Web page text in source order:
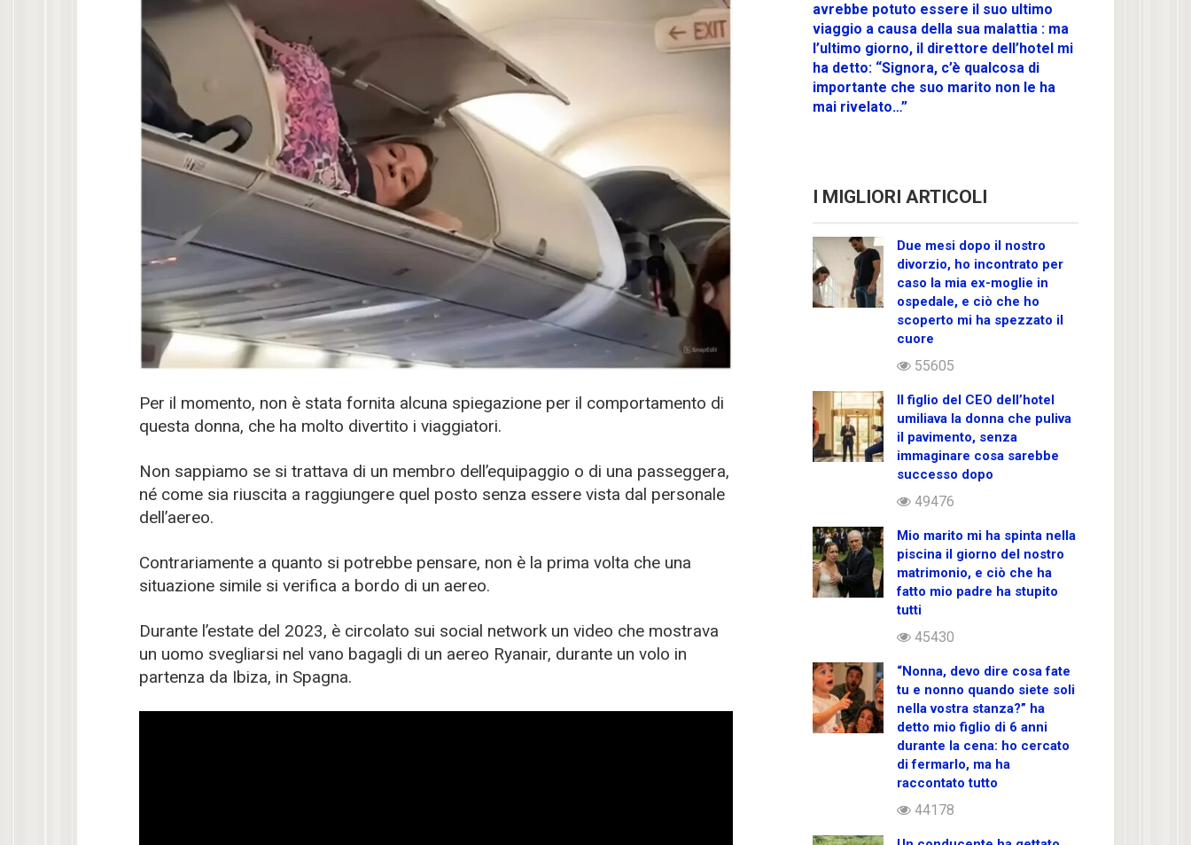
Per il momento, non è stata fornita alcuna spiegazione per il comportamento di
questa donna, che ha molto divertito i viaggiatori.
Non sappiamo se si trattava di un membro dell’equipaggio o di una passeggera,
né come sia riuscita a raggiungere quel posto senza essere vista dal personale
dell’aereo.
Contrariamente a quanto si potrebbe pensare, non è la prima volta che una
situazione simile si verifica a bordo di un aereo.
Durante l’estate del 2023, è circolato sui social network un video che mostrava
un uomo svegliarsi nel vano bagagli di un aereo Ryanair, durante un volo in
partenza da Ibiza, in Spagna.
avrebbe potuto essere il suo ultimo
viaggio a causa della sua malattia : ma
l’ultimo giorno, il direttore dell’hotel mi
ha detto: “Signora, c’è qualcosa di
importante che suo marito non le ha
mai rivelato…”
I MIGLIORI ARTICOLI
Due mesi dopo il nostro
divorzio, ho incontrato per
caso la mia ex-moglie in
ospedale, e ciò che ho
scoperto mi ha spezzato il
cuore
55605
Il figlio del CEO dell’hotel
umiliava la donna che puliva
il pavimento, senza
immaginare cosa sarebbe
successo dopo
49476
Mio marito mi ha spinta nella
piscina il giorno del nostro
matrimonio, e ciò che ha
fatto mio padre ha stupito
tutti
45430
“Nonna, devo dire cosa fate
tu e nonno quando siete soli
nella vostra stanza?” ha
detto mio figlio di 6 anni
durante la cena: ho cercato
di fermarlo, ma ha
raccontato tutto
44178